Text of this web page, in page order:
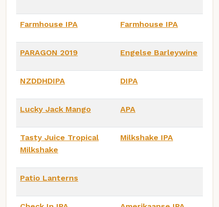
Farmhouse IPA Farmhouse IPA
PARAGON 2019 Engelse Barleywine
NZDDHDIPA DIPA
Lucky Jack Mango APA
Tasty Juice Tropical
Milkshake
Milkshake IPA
Patio Lanterns